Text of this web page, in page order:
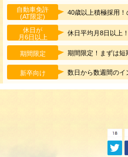
自動車免許
(AT限定)
40歳以上積極採用！
休日が
月6日以上
休日平均月8日以上
期間限定 期間限定！まずは短
新卒向け 数日から数週間のイ